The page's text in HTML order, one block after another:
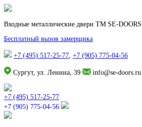
Входные металлические двери TM SE-DOORS
Бесплатный вызов замерщика
+7 (495) 517-25-77, +7 (905) 775-04-56
Сургут, ул. Ленина, 39 info@se-doors.ru
+7 (495) 517-25-77
+7 (905) 775-04-56